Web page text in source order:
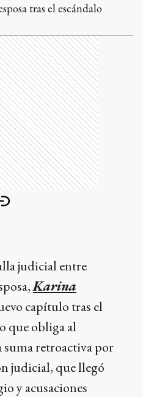
tras el escándalo
judicial entre
Karina
capítulo tras el
que obliga al
suma retroactiva por
judicial, que llegó
y acusaciones